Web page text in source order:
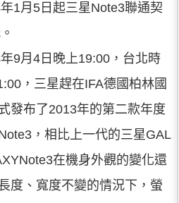
1月5日起三星Note3聯通契
9月4日晚上19:00，台北時
，三星趕在IFA德國柏林國
發布了2013年的第二款年度
，相比上一代的三星GAL
在機身外觀的變化還
度、寬度不變的情況下，螢